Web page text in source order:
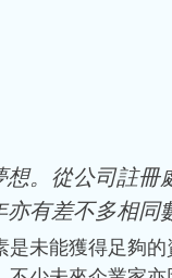
。從公司註冊
有差不多相同
未能獲得足夠